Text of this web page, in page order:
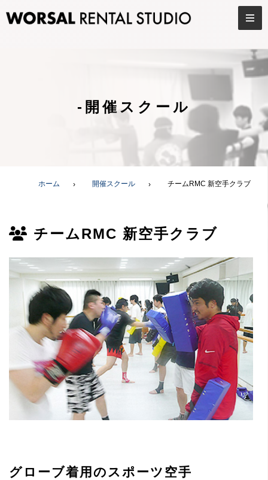
-開催スクール
ホーム 開催スクール チームRMC 新空手クラブ
チームRMC 新空手クラブ
グローブ着用のスポーツ空手